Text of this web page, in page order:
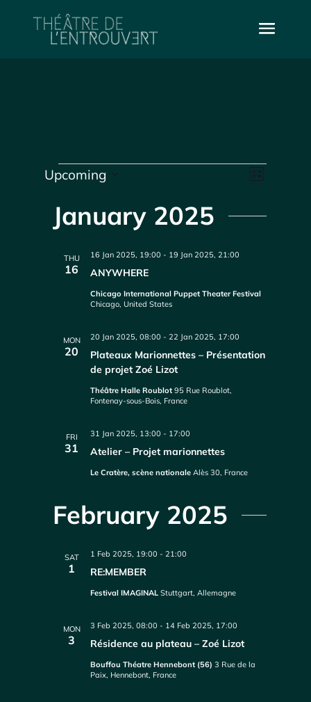
Events
Upcoming
January 2025
THU
16 ANYWHERE
16 Jan 2025, 19:00 - 19 Jan 2025, 21:00
Chicago International Puppet Theater Festival
Chicago, United States
MON
20
Plateaux Marionnettes – Présentation
de projet Zoé Lizot
20 Jan 2025, 08:00 -22 Jan 2025, 17:00
Théâtre Halle Roublot95 Rue Roublot,
Fontenay-sous-Bois, France
FRI
31 Atelier – Projet marionnettes
31 Jan 2025, 13:00 - 17:00
Le Cratère, scène nationaleAlès 30, France
February 2025
SAT
1 RE:MEMBER
1 Feb 2025, 19:00 -21:00
Festival IMAGINALStuttgart, Allemagne
MON
3 Résidence au plateau – Zoé Lizot
3 Feb 2025, 08:00 - 14 Feb 2025, 17:00
Bouffou Théatre Hennebont (56)3 Rue de la
Paix, Hennebont, France